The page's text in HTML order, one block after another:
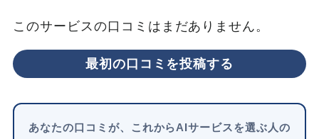
このサービスの口コミはまだありません。
最初の口コミを投稿する
あなたの口コミが、これからAIサービスを選ぶ人の